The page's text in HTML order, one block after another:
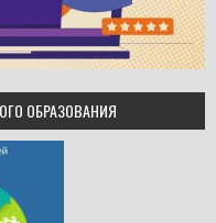
ОБРАЗОВАНИЯ